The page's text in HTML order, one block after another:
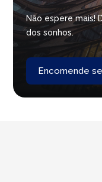
Não espere mais!
dos sonhos.
Encomende